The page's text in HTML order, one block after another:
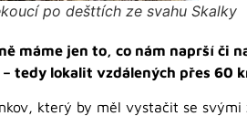
po dešttích ze svahu Skalky
máme jen to, co nám naprší či
tedy lokalit vzdálených přes 60
který by měl vystačit se svými